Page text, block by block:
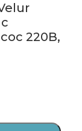
220В,